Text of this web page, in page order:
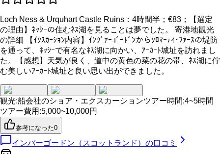
Loch Ness & Urquhart Castle Ruins：4時間半；€83；【選定
の理由】ﾈｯｼｰの住むﾈｽ湖を見ることは夢でした。 寄港地観光
の詳細 【ｲｸｽｶｰｼｮﾝ内容】ｲﾝｳﾞｧｰｺﾞｰﾄﾞﾝからｸﾛﾏｰﾃｨ･ﾌｧｰｽの堤防
を通って、ﾈｯｼｰで有名なﾈｽ湖に向かい、ｱｰｶｰﾄ城址を訪れまし
た。【感想】天気が良く、道中の黄色の菜の花の帯、ﾈｽ湖に佇
む美しいｱｰｶｰﾄ城址と良い思い出ができました。
観光:船会社のショア・エクスカーションツアー時間:4~5時間
ツアー費用 :5,000~10,000円
参考になった0
インバーゴードン（スコットランド） の口コミ